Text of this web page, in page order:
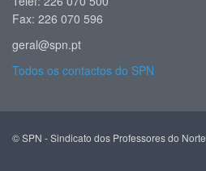
Fax: 226 070 596
geral@spn.pt
Todos os contactos do SPN
© SPN - Sindicato dos Professores do Norte